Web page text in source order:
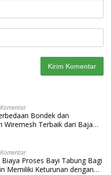
Bondek dan
Wiremesh Terbaik dari Baja
Proses Bayi Tabung Bagi
Memiliki Keturunan dengan